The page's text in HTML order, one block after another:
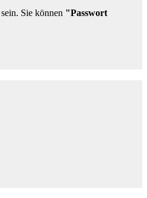
sein. Sie können "Passwort